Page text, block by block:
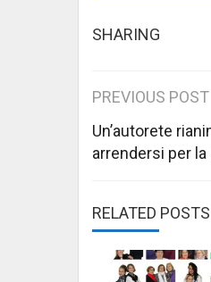
SHARING
Post
PREVIOUS POST
Un’autorete
arrendersi per
RELATED POSTS